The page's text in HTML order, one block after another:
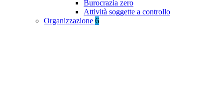
Burocrazia zero
Attività soggette a controllo
Organizzazione 6